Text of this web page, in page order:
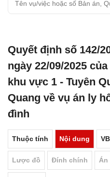
Quyết định số 142/
ngày 22/09/2025
khu vực 1 - Tuyên
Quang về vụ án ly
đình
Thuộc tính Nội dung
Lược đồ Đính chính Án